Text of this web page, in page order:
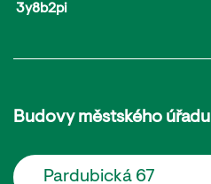
3y8b2pi
Budovy městského úřadu
Pardubická 67